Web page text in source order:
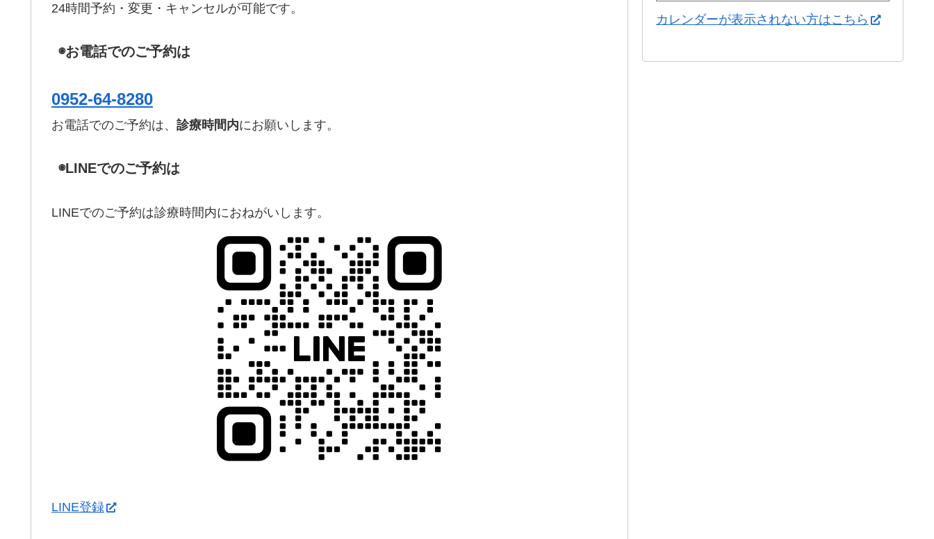
24時間予約・変更・キャンセルが可能です。
◉お電話でのご予約は
0952-64-8280
お電話でのご予約は、 診療時間内にお願いします。
◉LINEでのご予約は
LINEでのご予約は診療時間内におねがいします。
LINE登録
カレンダーが表示されない方はこちら